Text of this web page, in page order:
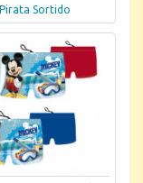
Pirata Sortido